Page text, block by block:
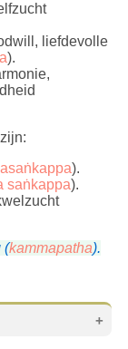
liefdevolle
).
).
saṅkappa).
(kammapatha).